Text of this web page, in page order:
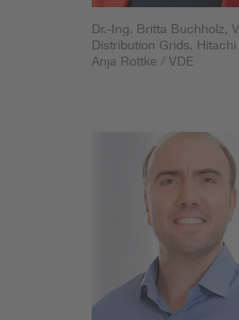
Dr.-Ing. Britta Buchholz,
Distribution Grids,
Anja Rottke / VDE